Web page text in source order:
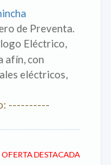
de Preventa.
Eléctrico,
afín, con
eléctricos,
----------
OFERTA DESTACADA